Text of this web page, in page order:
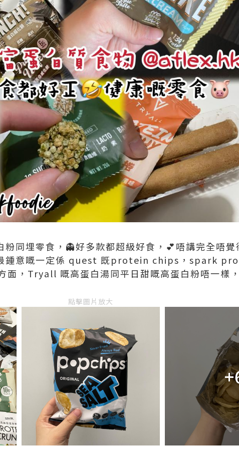
同埋零食，👻好多款都超級好食，💕唔講完全唔覺
鍾意嘅一定係 quest 既protein chips，spark
面，Tryall 嘅高蛋白湯同平日甜嘅高蛋白粉唔一樣
點擊圖片放大